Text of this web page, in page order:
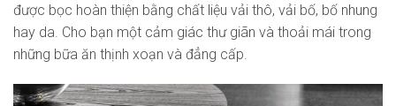
được bọc hoàn thiện bằng chất liệu vải thô, vải bố, bố nhung
hay da. Cho bạn một cảm giác thư giãn và thoải mái trong
những bữa ăn thịnh xoạn và đẳng cấp.